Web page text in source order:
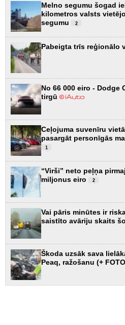
Melno segumu šogad
kilometros valsts
segumu
2
Pabeigta trīs reģionālo
No 66 000 eiro - Dodge
tirgū
Ceļojuma suvenīru
pasargāt personīgās
1
“Virši” neto peļņa
miljonus eiro
2
Vai pāris minūtes ir
saistīto avāriju skaits
Škoda uzsāk sava
Peaq, ražošanu (+